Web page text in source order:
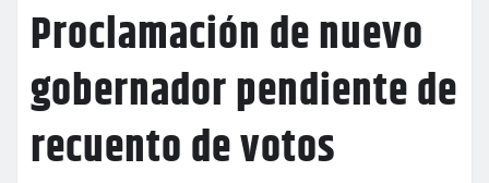
Proclamación de nuevo
gobernador pendiente de
recuento de votos